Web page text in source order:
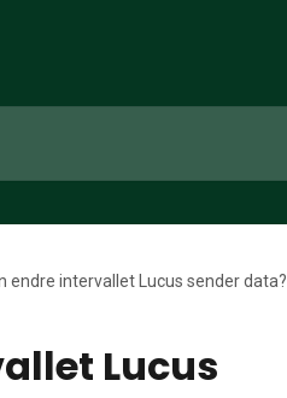
endre intervallet Lucus sender data?
Lucus